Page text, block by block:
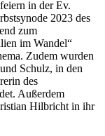
in der Ev.
2023 des
zum
im Wandel“
Zudem wurden
Schulz, in den
des
Außerdem
Hilbricht in ihr